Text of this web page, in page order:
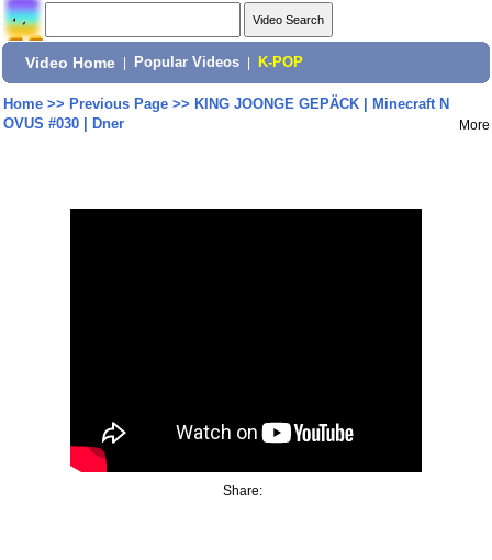
Video Home Popular Videos K-POP
Home>> Previous Page>> KING JOONGE GEPÄCK | Minecraft N
OVUS #030 | Dner
More
Share: